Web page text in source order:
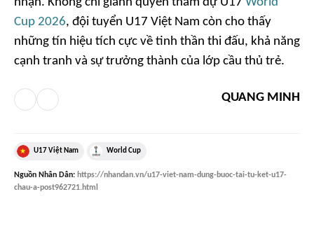
Cup 2026, đội tuyển U17 Việt Nam còn cho thấy
những tín hiệu tích cực về tinh thần thi đấu, khả năng
cạnh tranh và sự trưởng thành của lớp cầu thủ trẻ.
QUANG MINH
U17 Việt Nam World Cup
Nguồn Nhân Dân: https://nhandan.vn/u17-viet-nam-dung-buoc-tai-tu-ket-u17-
chau-a-post962721.html